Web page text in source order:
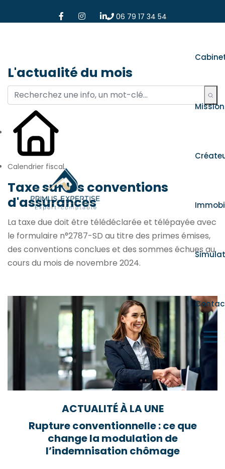
06 79 17 34 54
L'actualité du mois
Calendrier fiscal
Taxe sur les conventions
d'assurances
La taxe due doit être télédéclarée et télépayée avec
le formulaire n°2787-SD au titre des primes émises,
des conventions conclues et des sommes échues au
cours du mois de novembre 2024.
ACTUALITÉ À LA UNE
Rupture conventionnelle : ce que
change la modulation de
l’indemnisation chômage